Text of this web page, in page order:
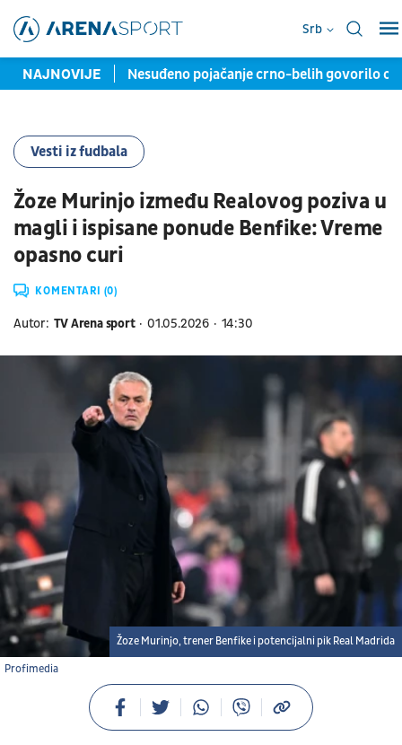
Srb
NAJNOVIJE
na "Marakanu" Nesuđeno pojačanje crno-belih govorilo o
Vesti iz fudbala
Žoze Murinjo između Realovog poziva u
magli i ispisane ponude Benfike: Vreme
opasno curi
KOMENTARI (0)
Autor: TV Arena sport 01.05.2026 14:30
Profimedia
Žoze Murinjo, trener Benfike i potencijalni pik Real Madrida